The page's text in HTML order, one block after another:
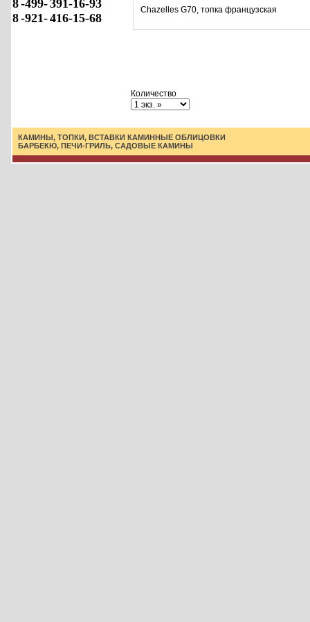
8-499-391-16-93
8-921-416-15-68
Chazelles G70, топка французская
Количество
КАМИНЫ, ТОПКИ, ВСТАВКИ КАМИННЫЕ ОБЛИЦОВКИ
БАРБЕКЮ, ПЕЧИ-ГРИЛЬ, САДОВЫЕ КАМИНЫ